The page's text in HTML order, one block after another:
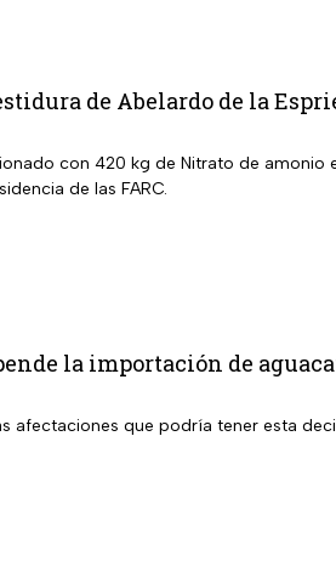
de Abelardo de la
con 420 kg de Nitrato de
de las FARC.
la importación de
afectaciones que podría tener esta